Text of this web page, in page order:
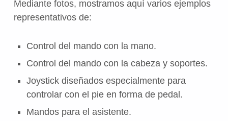
Mediante fotos, mostramos aquí varios ejemplos
representativos de:
Control del mando con la mano.
Control del mando con la cabeza y soportes.
Joystick diseñados especialmente para
controlar con el pie en forma de pedal.
Mandos para el asistente.